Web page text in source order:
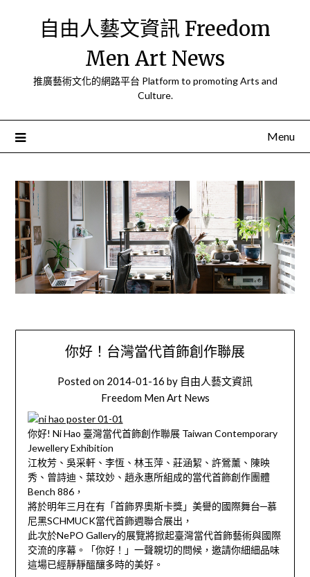
自由人藝文資訊 Freedom
Men Art News
推廣藝術文化的網路平台 Platform to promoting Arts and
Culture.
Menu
你好！台灣當代首飾創作聯展
Posted on 2014-01-16 by 自由人藝文資訊
Freedom Men Art News
你好! Ni Hao 臺灣當代首飾創作聯展 Taiwan Contemporary
Jewellery Exhibition
江枚芳、吳采軒、李恆、林玉萍、莊涵絜、許鶯薰、陳映
秀、曾詩迪、葉玟妙、趙永惠所組成的當代首飾創作團體
Bench 886，
將於明年三月在有「首飾界奧斯卡獎」美譽的國際舞台─慕
尼黑SCHMUCK當代首飾週聯合展出，
此次於NePO Gallery的展覽將掀起臺灣當代首飾藝術與國際
交流的序幕。「你好！」一聲親切的問候，邀請你細細品味
這場已經靜靜醞釀多時的美好。